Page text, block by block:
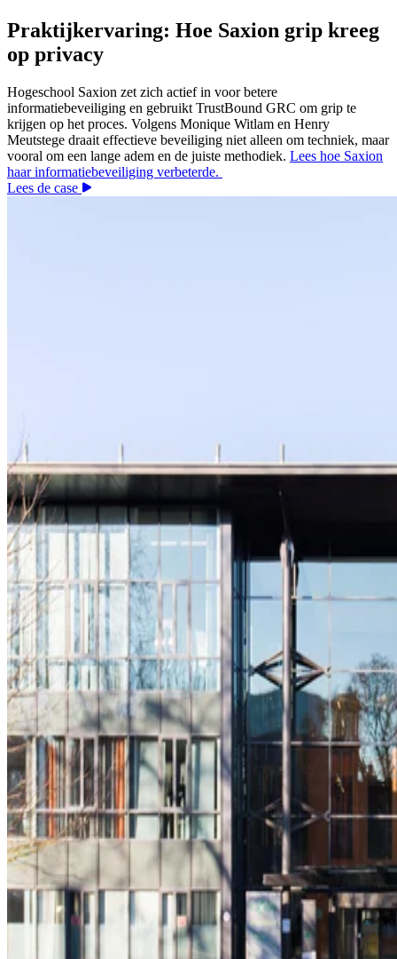
Praktijkervaring: Hoe Saxion grip kreeg
op privacy
Hogeschool Saxion zet zich actief in voor betere
informatiebeveiliging en gebruikt TrustBound GRC om grip te
krijgen op het proces. Volgens Monique Witlam en Henry
Meutstege draait effectieve beveiliging niet alleen om techniek, maar
vooral om een lange adem en de juiste methodiek. Lees hoe Saxion
haar informatiebeveiliging verbeterde.
Lees de case